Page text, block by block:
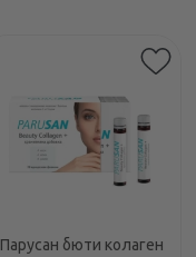
Парусан бюти колаген